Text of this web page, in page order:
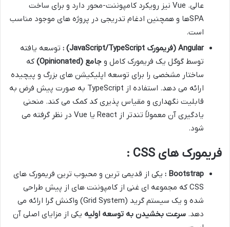
عالی. Vue نیز رویکرد کامپوننت-محور دارد و برای ساخت
SPAها و همچنین ادغام تدریجی در پروژه های موجود مناسب
است.
Angular ( فریمورک : توسعه یافته
توسط گوگل یک فریمورک کامل و جامع (Opinionated)
که
ساختار مشخصی را برای توسعه اپلیکیشن های بزرگ و پیچیده
ارائه می دهد. استفاده از TypeScript به صورت پیش فرض به
قابلیت نگهداری و مقیاس پذیری کد کمک می کند. منحنی
یادگیری آن معمولاً تندتر از React یا Vue در نظر گرفته می
شود.
فریمورک های CSS :
Bootstrap
: یکی از قدیمی ترین و محبوب ترین فریمورک های
CSS که مجموعه ای غنی از کامپوننت های از پیش طراحی
شده و یک سیستم گرید (Grid System) واکنش گرا ارائه می
دهد. سرعت بخشیدن به توسعه اولیه یکی از مزایای اصلی آن